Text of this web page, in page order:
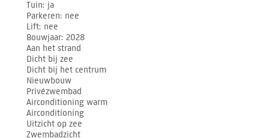
Tuin ja
Parkeren nee
Lift nee
Bouwjaar 2028
Aan het strand
Dicht bij zee
Dicht bij het centrum
Nieuwbouw
Privézwembad
Airconditioning warm
Airconditioning
Uitzicht op zee
Zwembadzicht